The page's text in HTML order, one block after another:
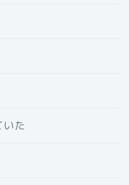
た